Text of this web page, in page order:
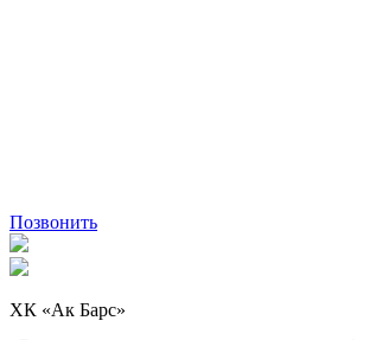
Позвонить
ХК «Ак Барс»